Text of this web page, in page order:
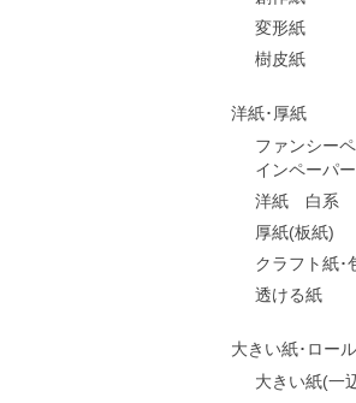
変形紙
樹皮紙
洋紙･厚紙
ファンシー
インペーパ
洋紙 白系
厚紙(板紙)
クラフト紙･
透ける紙
大きい紙･ロー
大きい紙(一